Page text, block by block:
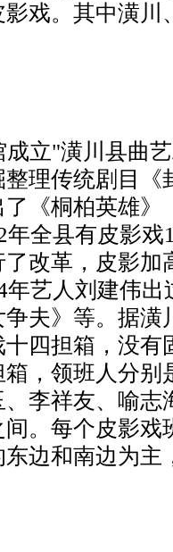
戏。其中潢川
立"潢川县曲
理传统剧目《
了《桐柏英雄
年全县有皮影
改革，皮影加
年艺人刘建伟
夫》等。据潢
四担箱，没有
，领班人分别
李祥友、喻志
。每个皮影戏
边和南边为